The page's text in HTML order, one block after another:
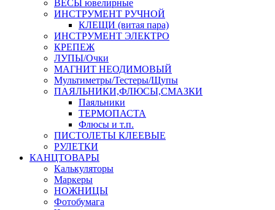
ВЕСЫ ювелирные
ИНСТРУМЕНТ РУЧНОЙ
КЛЕЩИ (витая пара)
ИНСТРУМЕНТ ЭЛЕКТРО
КРЕПЕЖ
ЛУПЫ/Очки
МАГНИТ НЕОДИМОВЫЙ
Мультиметры/Тестеры/Щупы
ПАЯЛЬНИКИ,ФЛЮСЫ,СМАЗКИ
Паяльники
ТЕРМОПАСТА
Флюсы и т.п.
ПИСТОЛЕТЫ КЛЕЕВЫЕ
РУЛЕТКИ
КАНЦТОВАРЫ
Калькуляторы
Маркеры
НОЖНИЦЫ
Фотобумага